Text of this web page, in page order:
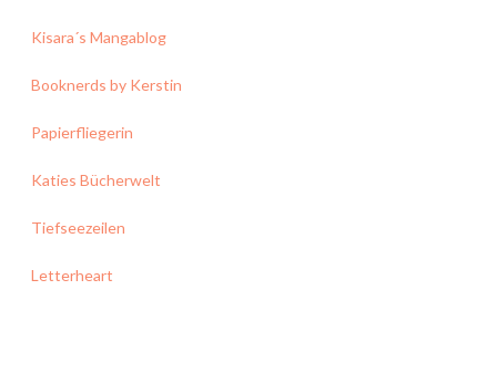
Kisara´s Mangablog
Booknerds by Kerstin
Papierfliegerin
Katies Bücherwelt
Tiefseezeilen
Letterheart